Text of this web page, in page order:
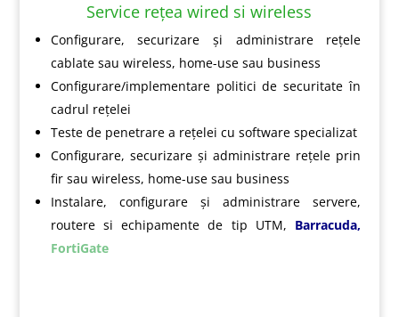
Service rețea wired si wireless
Configurare, securizare și administrare rețele
cablate sau wireless, home-use sau business
Configurare/implementare politici de securitate în
cadrul rețelei
Teste de penetrare a rețelei cu software specializat
Configurare, securizare și administrare rețele prin
fir sau wireless, home-use sau business
Instalare, configurare și administrare servere,
routere si echipamente de tip UTM, Barracuda,
FortiGate